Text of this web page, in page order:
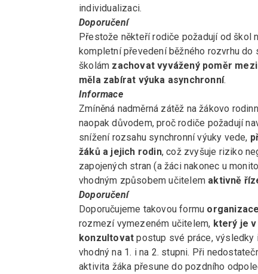
individualizaci.
Doporučení
Přestože někteří rodiče požadují od škol
kompletní převedení běžného rozvrhu do
školám zachovat vyvážený poměr
měla zabírat výuka asynchronní.
Informace
Zmíněná nadměrná zátěž na žákovo
naopak důvodem, proč rodiče požadují
snížení rozsahu synchronní výuky vede,
žáků a jejich rodin, což zvyšuje riziko
zapojených stran (a žáci nakonec u
vhodným způsobem učitelem aktivně
Doporučení
Doporučujeme takovou formu
rozmezí vymezeném učitelem, který je
konzultovat postup své práce, výsledky
vhodný na 1. i na 2. stupni. Při
aktivita žáka přesune do pozdního